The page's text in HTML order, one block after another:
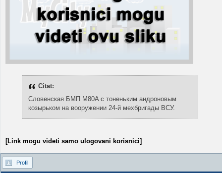
Citat:
Словенская БМП M80A с тоненьким андроновым
козырьком на вооружении 24-й мехбригады ВСУ.
[Link mogu videti samo ulogovani korisnici]
Profil